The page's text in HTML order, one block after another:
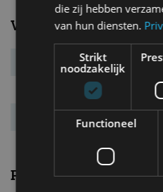
Verbruik
Verbr. gecomb.
Energielabel
Prestaties
die zij hebben
van hun diensten.
Strikt
noodzakelijk
Functioneel